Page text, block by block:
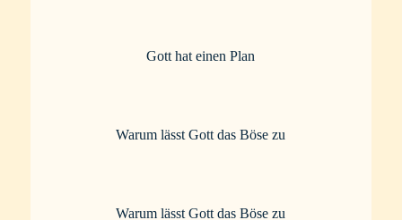
Gott hat einen Plan
Warum lässt Gott das Böse zu
Warum lässt Gott das Böse zu